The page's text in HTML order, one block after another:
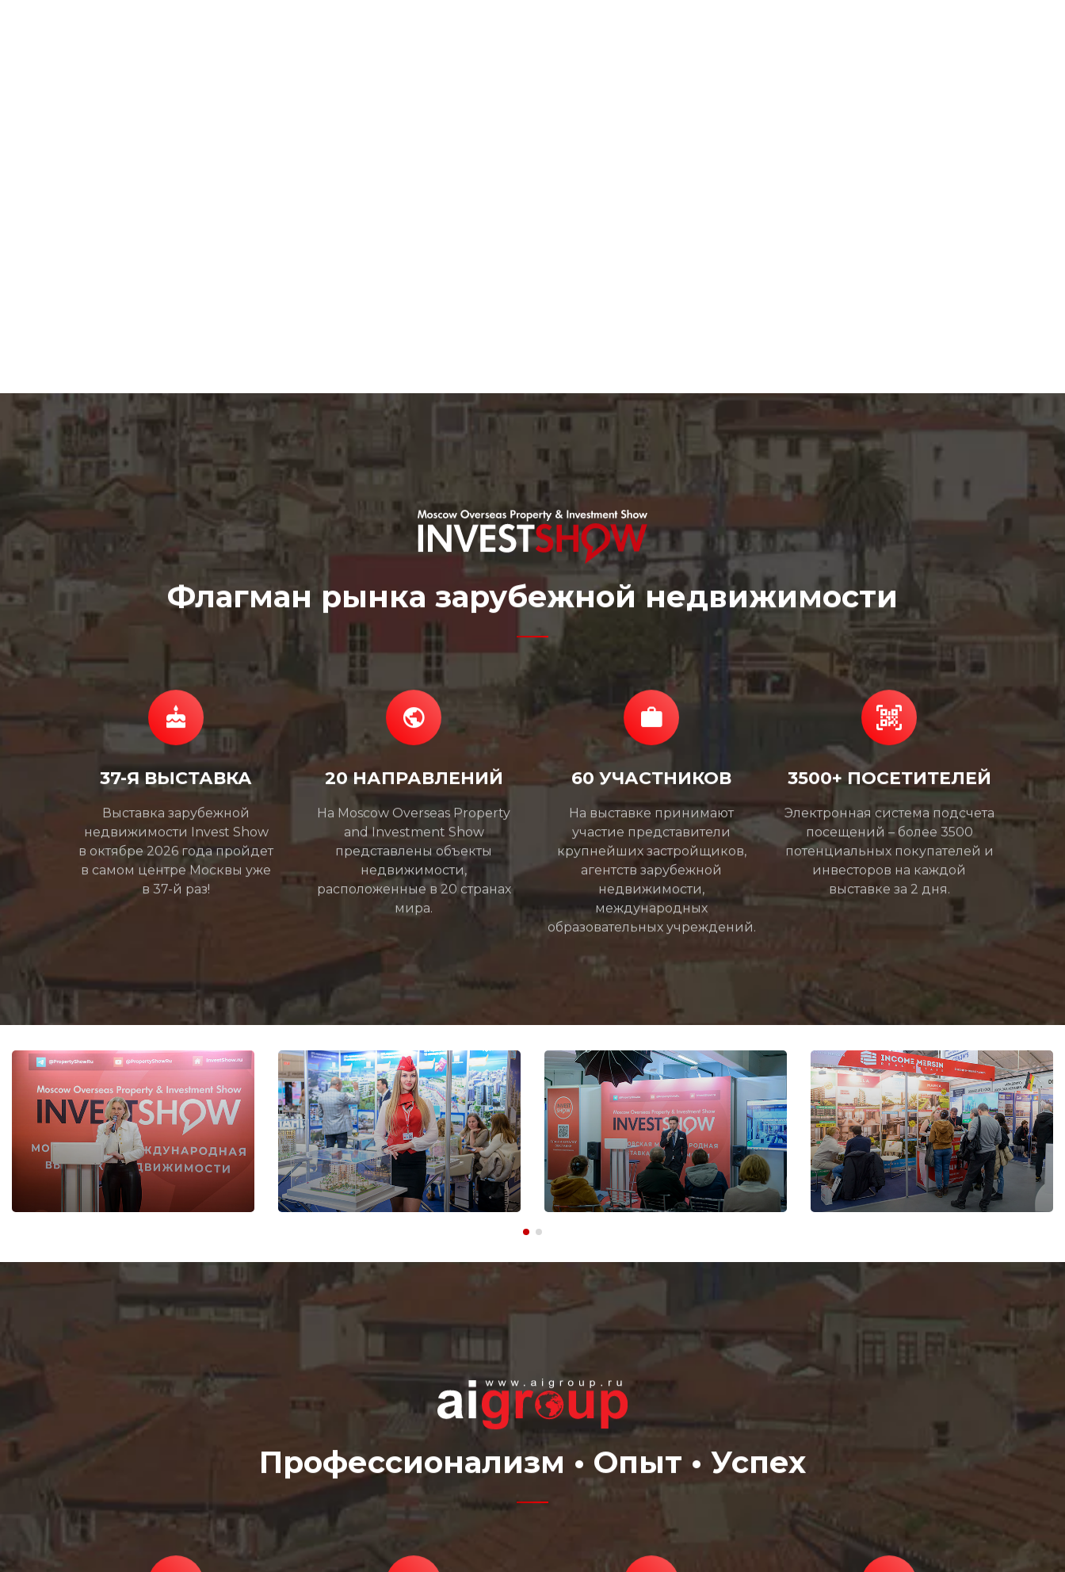
Флагман рынка зарубежной недвижимости
37-Я ВЫСТАВКА
Выставка зарубежной
недвижимости Invest Show
в октябре 2026 года пройдет
в самом центре Москвы уже
в 37-й раз!
20 НАПРАВЛЕНИЙ
На Moscow Overseas Property
and Investment Show
представлены объекты
недвижимости,
расположенные в 20 странах
мира.
60 УЧАСТНИКОВ
На выставке принимают
участие представители
крупнейших застройщиков,
агентств зарубежной
недвижимости,
международных
образовательных учреждений.
3500+ ПОСЕТИТЕЛЕЙ
Электронная система подсчета
посещений – более 3500
потенциальных покупателей и
инвесторов на каждой
выставке за 2 дня.
Профессионализм • Опыт • Успех